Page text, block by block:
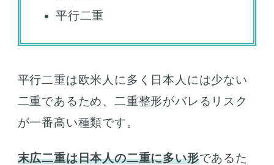
平行二重
平行二重は欧米人に多く日本人には少ない
二重であるため、二重整形がバレるリスク
が一番高い種類です。
末広二重は日本人の二重に多い形であるた